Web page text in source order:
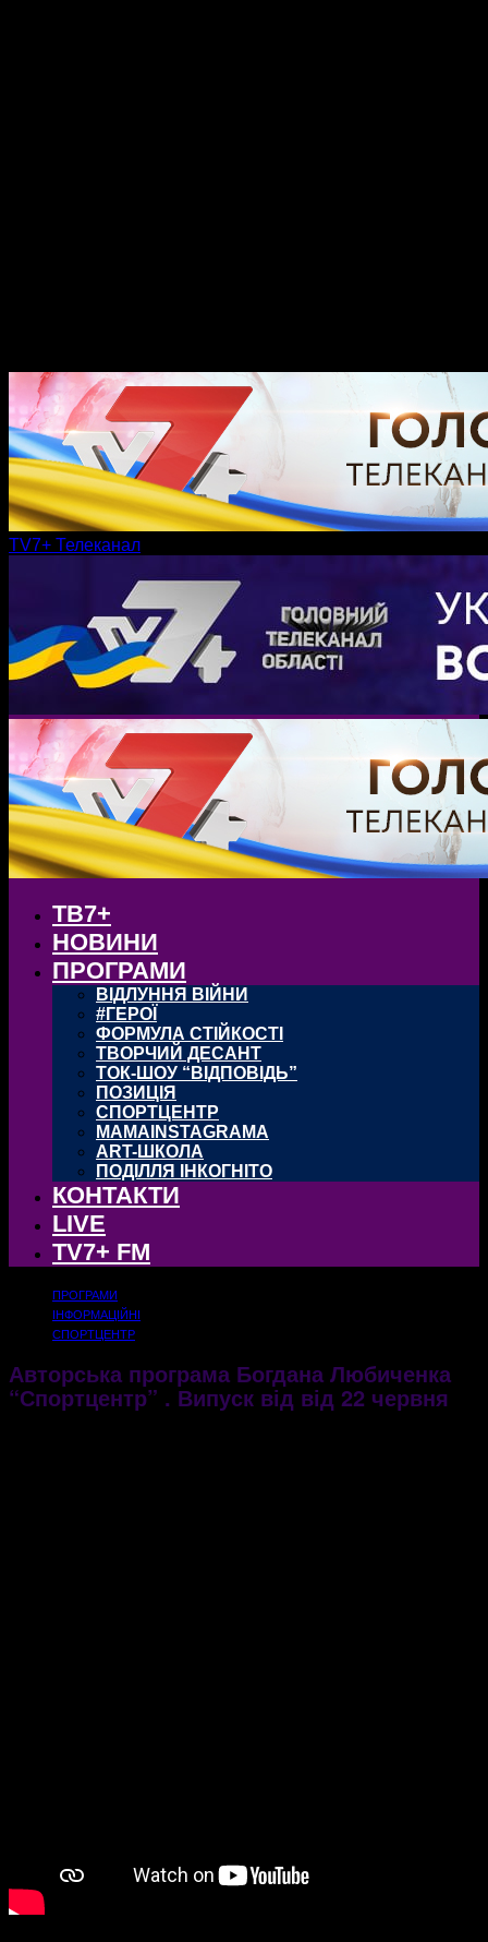
TV7+ Телеканал
ТВ7+
НОВИНИ
ПРОГРАМИ
ВІДЛУННЯ ВІЙНИ
#ГЕРОЇ
ФОРМУЛА СТІЙКОСТІ
ТВОРЧИЙ ДЕСАНТ
ТОК-ШОУ “ВІДПОВІДЬ”
ПОЗИЦІЯ
СПОРТЦЕНТР
MAMAINSTAGRAMA
ART-ШКОЛА
ПОДІЛЛЯ ІНКОГНІТО
КОНТАКТИ
LIVE
TV7+ FM
ПРОГРАМИ
ІНФОРМАЦІЙНІ
СПОРТЦЕНТР
Авторська програма Богдана Любиченка
“Спортцентр” . Випуск від від 22 червня